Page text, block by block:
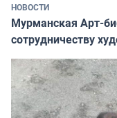
НОВОСТИ
Мурманская Арт-
сотрудничеству